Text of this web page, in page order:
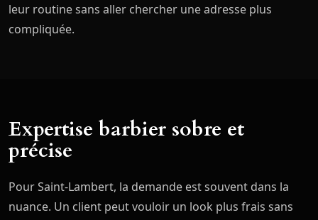
leur routine sans aller chercher une adresse plus
compliquée.
Expertise barbier sobre et
précise
Pour Saint-Lambert, la demande est souvent dans la
nuance. Un client peut vouloir un look plus frais sans